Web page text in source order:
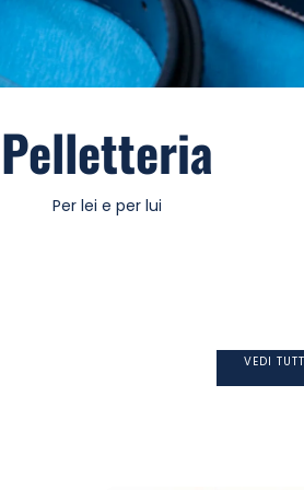
Pelletteria
Per lei e per lui
VEDI